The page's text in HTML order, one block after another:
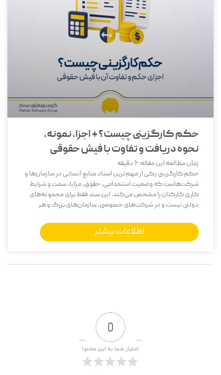
حکم کارگزینی چیست؟ + اجزا، نمونه،
نحوه دریافت و تفاوت با فیش حقوقی
زمان مطالعه این مقاله:6 دقیقه
حکم کارگزینی یکی از مهم‌ترین اسناد منابع انسانی در سازمان‌ها و
شرکت‌هاست که وضعیت استخدامی، حقوق، مزایا، سمت و شرایط
کاری کارکنان را مشخص می‌کند. این سند فقط برای مجموعه‌های
دولتی نیست و در شرکت‌های خصوصی، سازمان‌های بزرگ و هر
اطلاعات بیشتر
0
امتیاز شما به این محتوا